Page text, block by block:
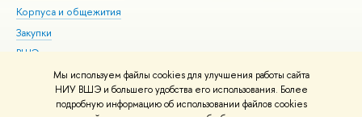
Мы используем файлы cookies для улучшения работы сайта
НИУ ВШЭ и большего удобства его использования. Более
подробную информацию об использовании файлов cookies
Корпуса и общежития
Закупки
ВШЭ для студентов с ограниченными возможностями
здоровья и инвалидностью
Версия для слабовидящих
Единая платежная страница